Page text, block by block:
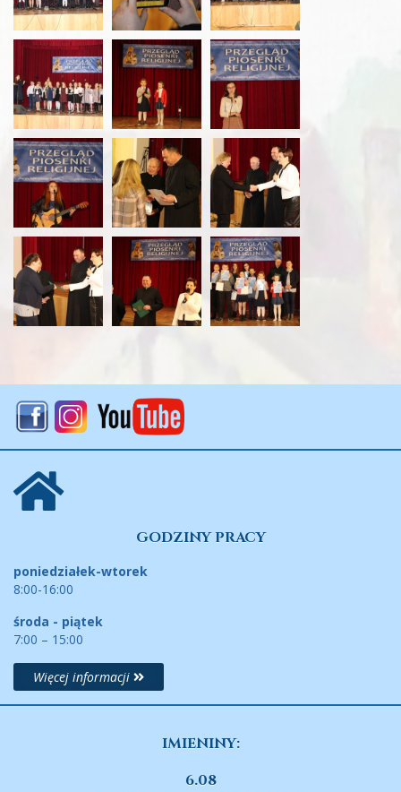
GODZINY PRACY
poniedziałek-wtorek
8:00-16:00
środa - piątek
7:00 – 15:00
Więcej informacji
IMIENINY:
6.08